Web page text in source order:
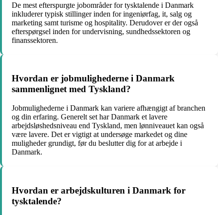
De mest efterspurgte jobområder for tysktalende i Danmark
inkluderer typisk stillinger inden for ingeniørfag, it, salg og
marketing samt turisme og hospitality. Derudover er der også
efterspørgsel inden for undervisning, sundhedssektoren og
finanssektoren.
Hvordan er jobmulighederne i Danmark
sammenlignet med Tyskland?
Jobmulighederne i Danmark kan variere afhængigt af branchen
og din erfaring. Generelt set har Danmark et lavere
arbejdsløshedsniveau end Tyskland, men lønniveauet kan også
være lavere. Det er vigtigt at undersøge markedet og dine
muligheder grundigt, før du beslutter dig for at arbejde i
Danmark.
Hvordan er arbejdskulturen i Danmark for
tysktalende?